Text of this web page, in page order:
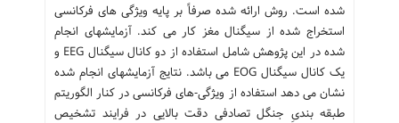
شده است. روش ارائه شده صرفاً بر پایه ویژگی های فرکانسی
استخراج شده از سیگنال مغز کار می کند. آزمایشهای انجام
شده در این پژوهش شامل استفاده از دو کانال سیگنال EEG و
یک کانال سیگنال EOG می باشد. نتایج آزمایشهای انجام شده
نشان می دهد استفاده از ویژگی-های فرکانسی در کنار الگوریتم
طبقه بندیِ جنگل تصادفی دقت بالایی در فرایند تشخیص